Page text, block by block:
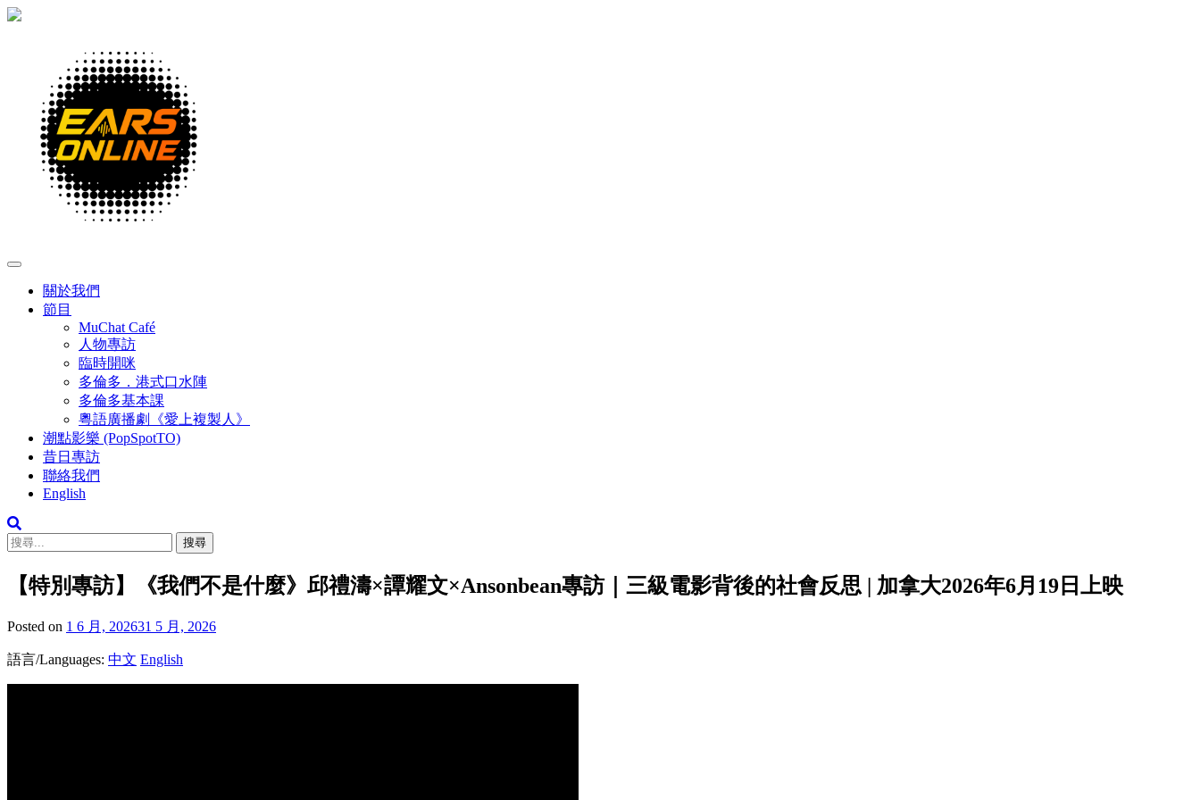
Skip
關於我們
節目
MuChat Café
人物專訪
臨時開咪
多倫多．港式口水陣
多倫多基本課
粵語廣播劇《愛上複製人》
潮點影樂 (PopSpotTO)
昔日專訪
聯絡我們
English
搜
【特別專訪】《我們不是什麼》邱禮濤×譚耀文×Ansonbean專訪｜三級電影背後的社會反思 | 加拿大2026年6月19日上映
Posted on 1 6 月, 202631 5 月, 2026
語言/Languages: 中文 English